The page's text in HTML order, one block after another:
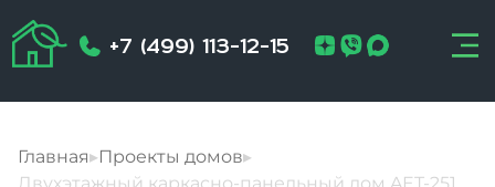
+7 (499) 113-12-15
Главная▸Проекты домов▸